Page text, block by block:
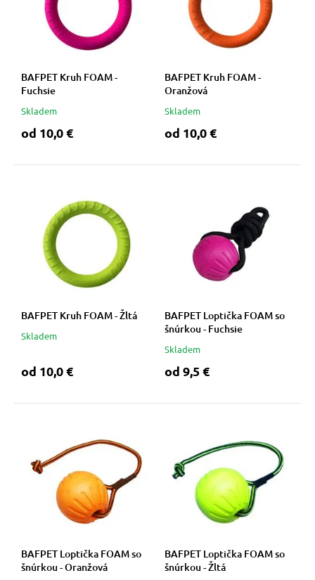
BAFPET Kruh FOAM -
Fuchsie
Skladem
od 10,0 €
BAFPET Kruh FOAM -
Oranžová
Skladem
od 10,0 €
BAFPET Kruh FOAM - Žltá
Skladem
od 10,0 €
BAFPET Loptička FOAM so
šnúrkou - Fuchsie
Skladem
od 9,5 €
BAFPET Loptička FOAM so
šnúrkou - Oranžová
BAFPET Loptička FOAM so
šnúrkou - Žltá